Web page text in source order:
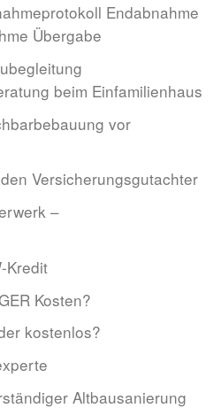
Endabnahme
Übergabe
beim Einfamilienhaus
vor
Versicherungsgutachter
–
Kredit
Kosten?
kostenlos?
Altbausanierung